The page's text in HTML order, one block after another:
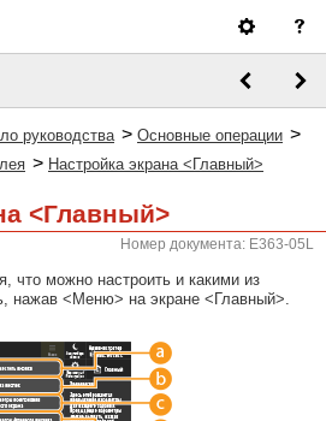
руководства > Основные операции >
> Настройка экрана <Главный>
<Главный>
Номер документа: E363-05L
что можно настроить и какими из
нажав <Меню> на экране <Главный>.